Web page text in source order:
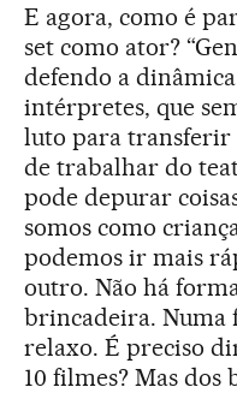
E agora, como é
set como ator?
defendo a
intérpretes, que
luto para transferir
de trabalhar do
pode depurar
somos como
podemos ir mais
outro. Não há
brincadeira. Numa
relaxo. É preciso
10 filmes? Mas dos